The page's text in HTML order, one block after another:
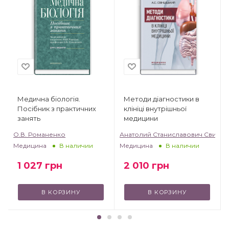
Медична біологія.
Посібник з практичних
занять
О.В. Романенко
Медицина
В наличии
1 027 грн
В КОРЗИНУ
Методи діагностики в
клініці внутрішньої
медицини
Анатолий Станиславович
Медицина
В наличии
2 010 грн
В КОРЗИНУ